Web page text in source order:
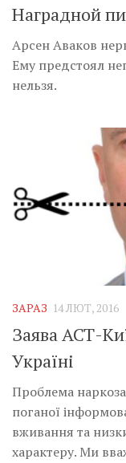
Наградной
Арсен Аваков
Ему предстоял
нельзя.
ЗАРАЗ 14 ЛЮТ, 2016
Заява АСТ-
Україні
Проблема
поганої
вживання та
характеру. Ми